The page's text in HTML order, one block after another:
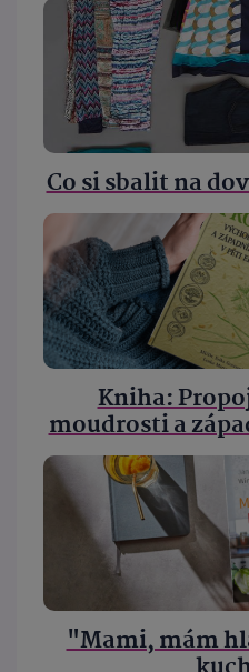
Co si sbalit na
Kniha:
moudrosti a
"Mami, mám